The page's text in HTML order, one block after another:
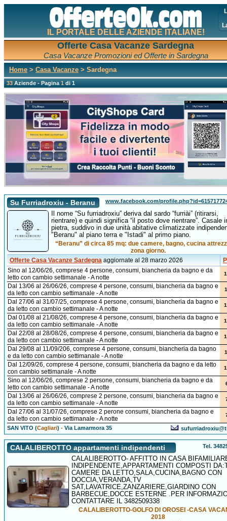
IL PORTALE DELLE AZIENDE ITALIANE!
Offerte Casa Vacanze Sardegna
Casa Vacanze Promozioni ed Offerte in Sardegna
Home > Casa Vacanze > Sardegna
33Aziende - Pagina1di 1
Su Furriadroxiu - Beranu www.facebook.com/
Il nome “Su furriadroxiu” deriva dal sardo “furriài” (ritirarsi,
rientrare) e quindi significa “il posto dove rientrare”. Casale
pietra, suddivo in due unità abitative climatizzate
"Beranu" al piano terra e "Istadi" al primo piano.
“Beranu” di circa 85 mq: due camere, bagno, cucina
zona giorno.
Offerte Casa Vacanze Sardegna aggiornate al 28 marzo 2026
Sino al 12/06/26, comprese 4 persone, consumi, biancheria da bagno e da
letto con cambio settimanale - A notte
Dal 13/06 al 26/06/26, comprese 4 persone, consumi, biancheria da bagno e
da letto con cambio settimanale - A notte
Dal 27/06 al 31/07/25, comprese 4 persone, consumi, biancheria da bagno e
da letto con cambio settimanale - A notte
Dal 01/08 al 21/08/26, comprese 4 persone, consumi, biancheria da bagno e
da letto con cambio settimanale - A notte
Dal 22/08 al 28/08/26, comprese 4 persone, consumi, biancheria da bagno e
da letto con cambio settimanale - A notte
Dal 29/08 al 11/09/206, comprese 4 persone, consumi, biancheria da bagno
e da letto con cambio settimanale - A notte
Dal 12/09/26, comprese 4 persone, consumi, biancheria da bagno e da letto
con cambio settimanale - A notte
Sino al 12/06/26, comprese 2 persone, consumi, biancheria da bagno e da
letto con cambio settimanale - A notte
Dal 13/06 al 26/06/26, comprese 2 persone, consumi, biancheria da bagno e
da letto con cambio settimanale - A notte
Dal 27/06 al 31/07/26, comprese 2 perone consumi, biancheria da bagno e
da letto con cambio settimanale - A notte
SAN VITO (Cagliari) -Via Lamarmora 35
CALALIBEROTTO appartamenti indipendenti Tel.
CALALIBEROTTO- AFFITTO IN CASA
INDIPENDENTE,APPARTAMENTI COMPOSTI
CAMERE DA LETTO,SALA,CUCINA,BAGNO CON
DOCCIA,VERANDA,TV
SAT,LAVATRICE,ZANZARIERE,GIARDINO CON
BARBECUE,DOCCE ESTERNE .PER
CONTATTARE IL 3482509338
CALALIBEROTTO-GOLFO DI OROSEI -CASA
2018